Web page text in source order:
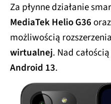
Za płynne działanie
MediaTek Helio G36oraz
możliwością
wirtualnej. Nad
Android 13.